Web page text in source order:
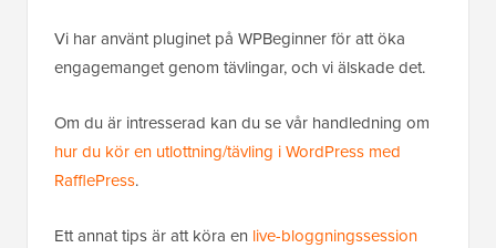
Vi har använt pluginet på WPBeginner för att öka
engagemanget genom tävlingar, och vi älskade det.
Om du är intresserad kan du se vår handledning om
hur du kör en utlottning/tävling i WordPress med
RafflePress.
Ett annat tips är att köra en live-bloggningssession